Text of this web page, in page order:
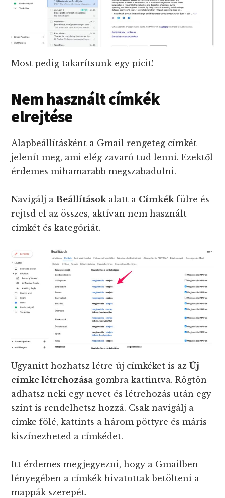
Most pedig takarítsunk egy picit!
Nem használt címkék
elrejtése
Alapbeállításként a Gmail rengeteg címkét
jelenít meg, ami elég zavaró tud lenni. Ezektől
érdemes mihamarabb megszabadulni.
Navigálj aBeállításokalatt a Címkékfülre és
rejtsd el az összes, aktívan nem használt
címkét és kategóriát.
Ugyanitt hozhatsz létre új címkéket is azÚj
címke létrehozása gombra kattintva. Rögtön
adhatsz neki egy nevet és létrehozás után egy
színt is rendelhetsz hozzá. Csak navigálj a
címke fölé, kattints a három pöttyre és máris
kiszínezheted a címkédet.
Itt érdemes megjegyezni, hogy a Gmailben
lényegében a címkék hivatottak betölteni a
mappák szerepét.